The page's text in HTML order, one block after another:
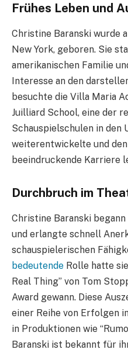
Frühes Leben und
Christine Baranski wurde
New York, geboren. Sie
amerikanischen Familie
Interesse an den
besuchte die Villa Maria
Juilliard School, eine der
Schauspielschulen in den
weiterentwickelte und
beeindruckende Karriere
Durchbruch im
Christine Baranski
und erlangte schnell
schauspielerischen
bedeutende Rolle hatte
Real Thing” von Tom
Award gewann. Diese
einer Reihe von Erfolgen
in Produktionen wie
Baranski ist bekannt für